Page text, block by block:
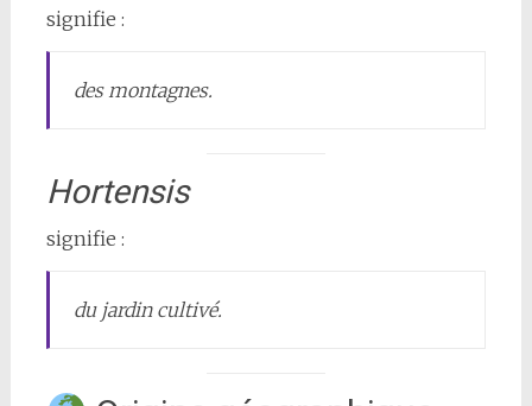
signifie :
des montagnes.
Hortensis
signifie :
du jardin cultivé.